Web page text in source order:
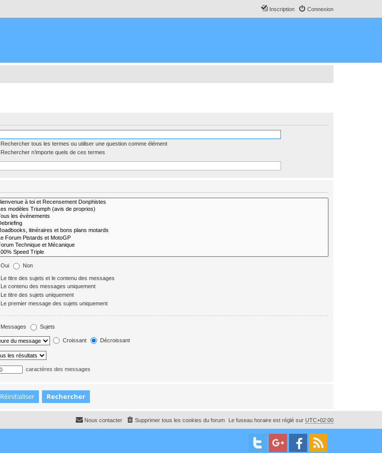
Connexion
Inscription
Rechercher tous les termes ou utiliser une question comme élément
Rechercher n’importe quels de ces termes
Oui Non
Le titre des sujets et le contenu des messages
Le contenu des messages uniquement
Le titre des sujets uniquement
Le premier message des sujets uniquement
Messages Sujets
Croissant Décroissant
caractères des messages
Le fuseau horaire est réglé sur UTC+02:00
Supprimer tous les cookies du forum
Nous contacter